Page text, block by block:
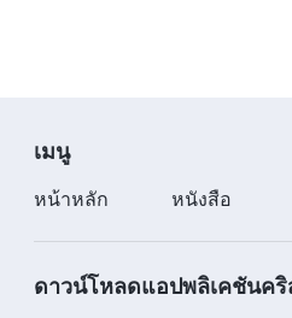
เมนู
หน้าหลัก หนังสือ
ดาวน์โหลดแอปพลิเคชันค